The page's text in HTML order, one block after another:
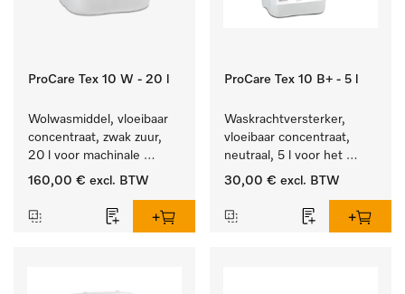
ProCare Tex 10 W - 20 l
Wolwasmiddel, vloeibaar
concentraat, zwak zuur,
20 l voor machinale
reiniging van wol.
160,00 € excl. BTW
ProCare Tex 10 B+ - 5 l
Waskrachtversterker,
vloeibaar concentraat,
neutraal, 5 l voor het
effectief verwijderen van
30,00 € excl. BTW